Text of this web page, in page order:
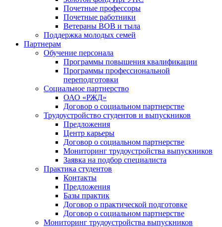
Почетные профессоры
Почетные работники
Ветераны ВОВ и тыла
Поддержка молодых семей
Партнерам
Обучение персонала
Программы повышения квалификации
Программы профессиональной
переподготовки
Социальное партнерство
ОАО «РЖД»
Договор о социальном партнерстве
Трудоустройство студентов и выпускников
Предложения
Центр карьеры
Договор о социальном партнерстве
Мониторинг трудоустройства выпускников
Заявка на подбор специалиста
Практика студентов
Контакты
Предложения
Базы практик
Договор о практической подготовке
Договор о социальном партнерстве
Мониторинг трудоустройства выпускников